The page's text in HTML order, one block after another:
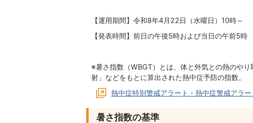
【運用期間】令和8年4月22日（水曜日）10時～
【発表時間】前日の午後5時および当日の午前5時
※暑さ指数（WBGT）とは、体と外気との熱のや
射」などをもとに算出された熱中症予防の指数。
熱中症特別警戒アラート・熱中症警戒アラー
暑さ指数の基準